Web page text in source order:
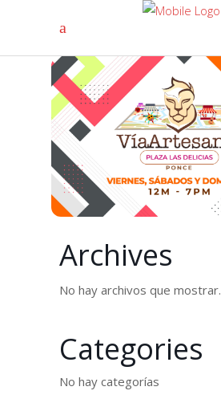
Archives
No hay archivos que mostrar.
Categories
No hay categorías